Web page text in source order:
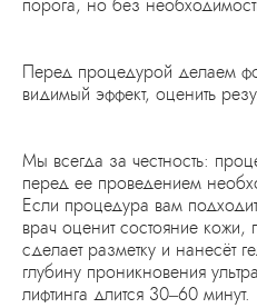
Перед процедурой делаем
видимый эффект, оценить
Мы всегда за честность:
перед ее проведением
Если процедура вам
врач оценит состояние кожи,
сделает разметку и нанесёт
глубину проникновения
лифтинга длится 30–60 минут.